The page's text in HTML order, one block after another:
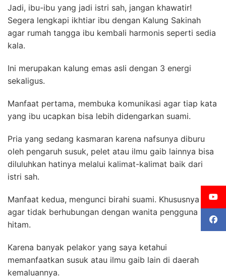
Jadi, ibu-ibu yang jadi istri sah, jangan khawatir!
Segera lengkapi ikhtiar ibu dengan Kalung Sakinah
agar rumah tangga ibu kembali harmonis seperti sedia
kala.
Ini merupakan kalung emas asli dengan 3 energi
sekaligus.
Manfaat pertama, membuka komunikasi agar tiap kata
yang ibu ucapkan bisa lebih didengarkan suami.
Pria yang sedang kasmaran karena nafsunya diburu
oleh pengaruh susuk, pelet atau ilmu gaib lainnya bisa
diluluhkan hatinya melalui kalimat-kalimat baik dari
istri sah.
Manfaat kedua, mengunci birahi suami. Khususnya
agar tidak berhubungan dengan wanita pengguna ilmu
hitam.
Karena banyak pelakor yang saya ketahui
memanfaatkan susuk atau ilmu gaib lain di daerah
kemaluannya.